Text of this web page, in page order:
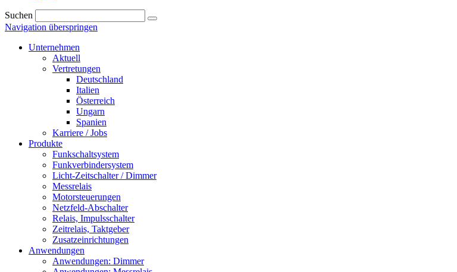
Suchen
Navigation überspringen
Unternehmen
Aktuell
Vertretungen
Deutschland
Italien
Österreich
Ungarn
Spanien
Karriere / Jobs
Produkte
Funkschaltsystem
Funkverbindersystem
Licht-Zeitschalter / Dimmer
Messrelais
Motorsteuerungen
Netzfeld-Abschalter
Relais, Impulsschalter
Zeitrelais, Taktgeber
Zusatzeinrichtungen
Anwendungen
Anwendungen: Dimmer